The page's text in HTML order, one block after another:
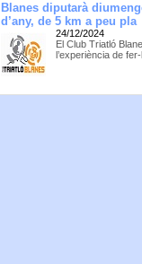
Blanes diputarà
d’any, de 5 km a peu pla
24/12/2024
El Club Triatló
l’experiència de